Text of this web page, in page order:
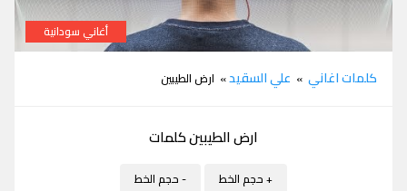
أغاني سودانية
كلمات اغاني » علي السقيد» ارض الطيبين
ارض الطيبين كلمات
+ حجم الخط - حجم الخط